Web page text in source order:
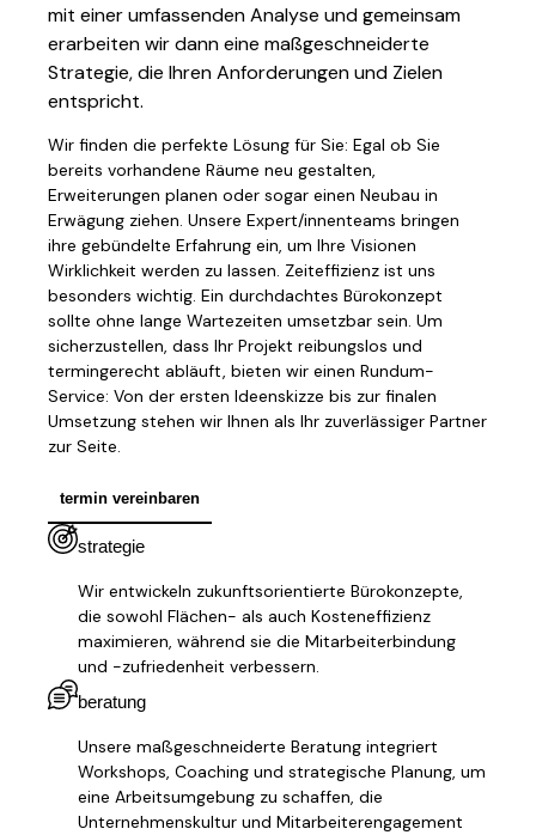
mit einer umfassenden Analyse und gemeinsam
erarbeiten wir dann eine maßgeschneiderte
Strategie, die Ihren Anforderungen und Zielen
entspricht.
Wir finden die perfekte Lösung für Sie: Egal ob Sie
bereits vorhandene Räume neu gestalten,
Erweiterungen planen oder sogar einen Neubau in
Erwägung ziehen. Unsere Expert/innenteams bringen
ihre gebündelte Erfahrung ein, um Ihre Visionen
Wirklichkeit werden zu lassen. Zeiteffizienz ist uns
besonders wichtig. Ein durchdachtes Bürokonzept
sollte ohne lange Wartezeiten umsetzbar sein. Um
sicherzustellen, dass Ihr Projekt reibungslos und
termingerecht abläuft, bieten wir einen Rundum-
Service: Von der ersten Ideenskizze bis zur finalen
Umsetzung stehen wir Ihnen als Ihr zuverlässiger Partner
zur Seite.
termin vereinbaren
strategie
Wir entwickeln zukunftsorientierte Bürokonzepte,
die sowohl Flächen- als auch Kosteneffizienz
maximieren, während sie die Mitarbeiterbindung
und -zufriedenheit verbessern.
beratung
Unsere maßgeschneiderte Beratung integriert
Workshops, Coaching und strategische Planung, um
eine Arbeitsumgebung zu schaffen, die
Unternehmenskultur und Mitarbeiterengagement